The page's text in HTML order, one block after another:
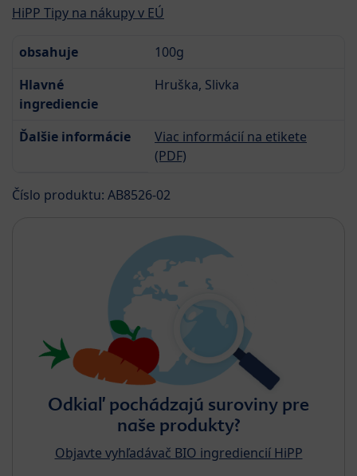
HiPP Tipy na nákupy v EÚ
obsahuje
100g
Hlavné
ingrediencie
Hruška, Slivka
Ďalšie informácie
Viac informácií na etikete
(PDF)
Číslo produktu: AB8526-02
Odkiaľ pochádzajú suroviny pre
naše produkty?
Objavte vyhľadávač BIO ingrediencií HiPP